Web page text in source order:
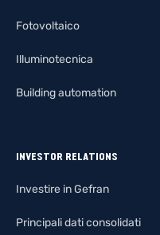
Fotovoltaico
Illuminotecnica
Building automation
INVESTOR RELATIONS
Investire in Gefran
Principali dati consolidati